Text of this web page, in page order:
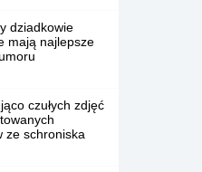
dziadkowie
mają najlepsze
czułych zdjęć
ze schroniska